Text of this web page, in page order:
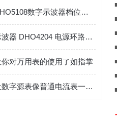
普源DHO5108数字示波器档位调整指南
普源示波器 DHO4204 电源环路响应测试详解
对万用表的使用了如指掌
如何让数字源表像普通电流表一样测量电流？